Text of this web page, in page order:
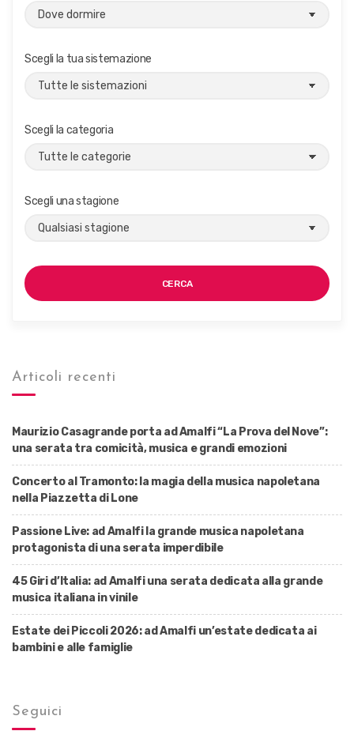
Scegli la tua sistemazione
Scegli la categoria
Scegli una stagione
CERCA
Articoli recenti
Maurizio Casagrande porta ad Amalfi “La Prova del Nove”:
una serata tra comicità, musica e grandi emozioni
Concerto al Tramonto: la magia della musica napoletana
nella Piazzetta di Lone
Passione Live: ad Amalfi la grande musica napoletana
protagonista di una serata imperdibile
45 Giri d’Italia: ad Amalfi una serata dedicata alla grande
musica italiana in vinile
Estate dei Piccoli 2026: ad Amalfi un’estate dedicata ai
bambini e alle famiglie
Seguici